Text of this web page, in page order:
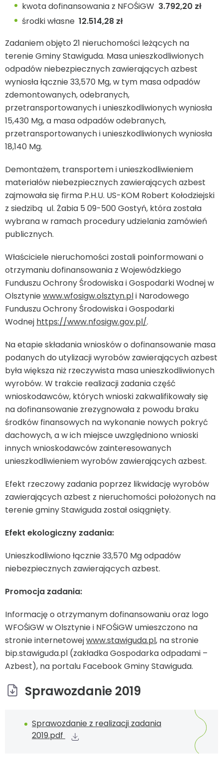
kwota dofinansowania z NFOŚiGW 3.792,20 zł
środki własne 12.514,28 zł
Zadaniem objęto 21 nieruchomości leżących na
terenie Gminy Stawiguda. Masa unieszkodliwionych
odpadów niebezpiecznych zawierających azbest
wyniosła łącznie 33,570 Mg, w tym masa odpadów
zdemontowanych, odebranych,
przetransportowanych i unieszkodliwionych wyniosła
15,430 Mg, a masa odpadów odebranych,
przetransportowanych i unieszkodliwionych wyniosła
18,140 Mg.
Demontażem, transportem i unieszkodliwieniem
materiałów niebezpiecznych zawierających azbest
zajmowała się firma P.H.U. US-KOM Robert Kołodziejski
z siedzibą ul. Żabia 5 09-500 Gostyń, która została
wybrana w ramach procedury udzielania zamówień
publicznych.
Właściciele nieruchomości zostali poinformowani o
otrzymaniu dofinansowania z Wojewódzkiego
Funduszu Ochrony Środowiska i Gospodarki Wodnej w
Olsztyniewww.wfosigw.olsztyn.pli Narodowego
Funduszu Ochrony Środowiska i Gospodarki
Wodnej https://www.nfosigw.gov.pl/.
Na etapie składania wniosków o dofinansowanie masa
podanych do utylizacji wyrobów zawierających azbest
była większa niż rzeczywista masa unieszkodliwionych
wyrobów. W trakcie realizacji zadania część
wnioskodawców, których wnioski zakwalifikowały się
na dofinansowanie zrezygnowała z powodu braku
środków finansowych na wykonanie nowych pokryć
dachowych, a w ich miejsce uwzględniono wnioski
innych wnioskodawców zainteresowanych
unieszkodliwieniem wyrobów zawierających azbest.
Efekt rzeczowy zadania poprzez likwidację wyrobów
zawierających azbest z nieruchomości położonych na
terenie gminy Stawiguda został osiągnięty.
Efekt ekologiczny zadania:
Unieszkodliwiono łącznie 33,570 Mg odpadów
niebezpiecznych zawierających azbest.
Promocja zadania:
Informację o otrzymanym dofinansowaniu oraz logo
WFOŚiGW w Olsztynie i NFOŚiGW umieszczono na
stronie internetowejwww.stawiguda.pl, na stronie
bip.stawiguda.pl (zakładka Gospodarka odpadami –
Azbest), na portalu Facebook Gminy Stawiguda.
Sprawozdanie 2019
Sprawozdanie z realizacji zadania
2019.pdf